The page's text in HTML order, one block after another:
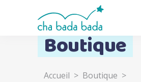
Boutique
Accueil > Boutique >